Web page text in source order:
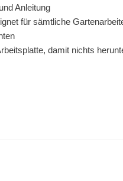
Anleitung
für sämtliche
damit nichts